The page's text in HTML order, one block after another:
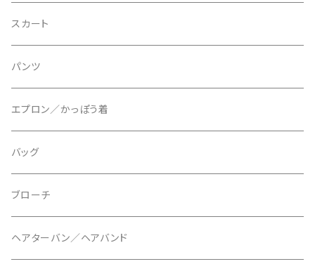
スカート
パンツ
エプロン／かっぽう着
バッグ
ブローチ
ヘアターバン／ヘアバンド